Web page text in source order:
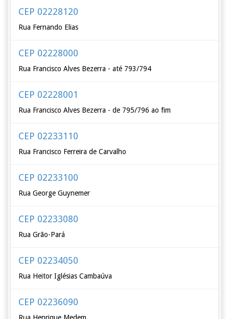
CEP 02228120
Rua Fernando Elias
CEP 02228000
Rua Francisco Alves Bezerra - até 793/794
CEP 02228001
Rua Francisco Alves Bezerra - de 795/796 ao fim
CEP 02233110
Rua Francisco Ferreira de Carvalho
CEP 02233100
Rua George Guynemer
CEP 02233080
Rua Grão-Pará
CEP 02234050
Rua Heitor Iglésias Cambaúva
CEP 02236090